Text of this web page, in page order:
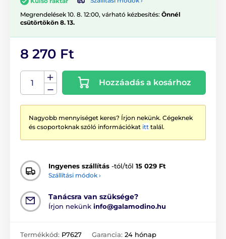
Megrendelések 10. 8. 12:00, várható kézbesítés: Önnél
csütörtökön 8. 13.
8 270 Ft
Hozzáadás a kosárhoz
Nagyobb mennyiséget keres? Írjon nekünk. Cégeknek
és csoportoknak szóló információkat itt talál.
Ingyenes szállítás -tól/től 15 029 Ft
Szállítási módok ›
Tanácsra van szüksége?
Írjon nekünk info@galamodino.hu
Termékkód: P7627 Garancia: 24 hónap